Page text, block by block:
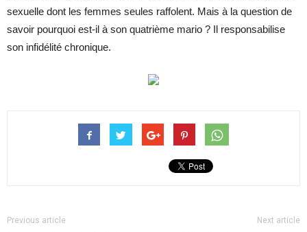
sexuelle dont les femmes seules raffolent. Mais à la question de
savoir pourquoi est-il à son quatrième mario ? Il responsabilise
son infidélité chronique.
Previous article Next article